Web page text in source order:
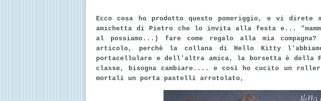
Ecco cosa ho prodotto questo pomeriggio, e vi direte
amichetta di Pietro che lo invita alla festa e...
al possiamo...) fare come regalo alla mia
articolo, perchè la collana di Hello Kitty
portacellulare e dell'altra amica, la borsetta è della
classe, bisogna cambiare.... e così ho cucito un
mortali un porta pastelli arrotolato,